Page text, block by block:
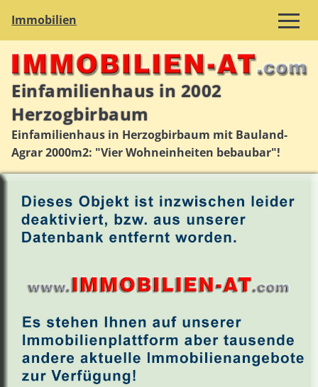
Immobilien
Einfamilienhaus in 2002
Herzogbirbaum
Einfamilienhaus in Herzogbirbaum mit Bauland-
Agrar 2000m2: "Vier Wohneinheiten bebaubar"!